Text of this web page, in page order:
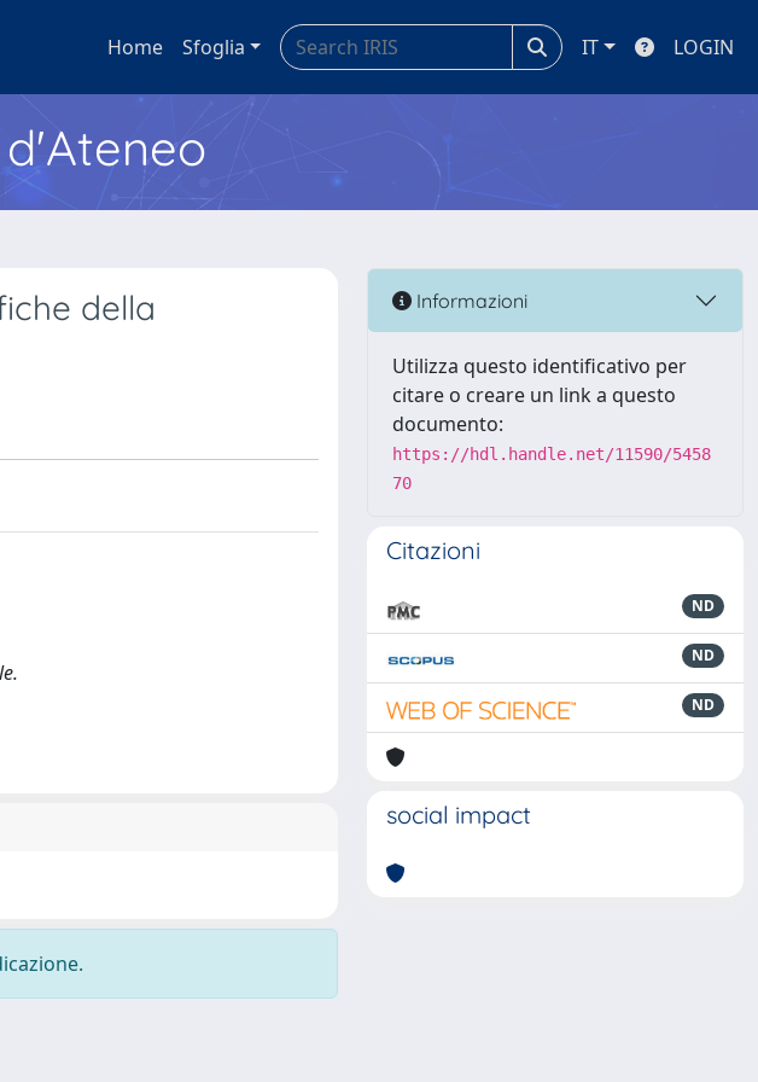
Home Sfoglia IT LOGIN
della
Informazioni
Utilizza questo identificativo per
citare o creare un link a questo
documento:
https://hdl.handle.net/11590/5458
70
Citazioni
ND
ND
ND
social impact